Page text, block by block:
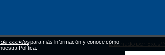
Diseñado por Exus™
cookiespara más información y conoce cómo
Política.